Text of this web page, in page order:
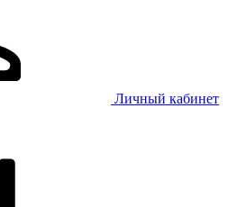
Личный кабинет